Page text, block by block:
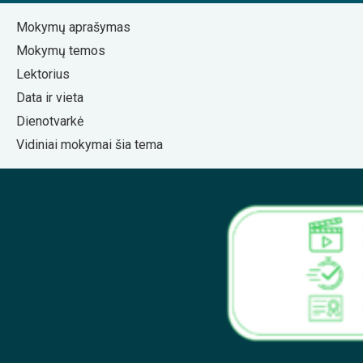
Mokymų aprašymas
Mokymų temos
Lektorius
Data ir vieta
Dienotvarkė
Vidiniai mokymai šia tema